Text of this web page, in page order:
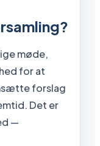
møde,
for at
forslag
Det er
—